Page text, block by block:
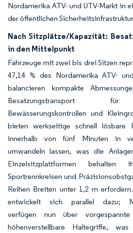
Nordamerika ATV- und UTV-Markt in
der öffentlichen
Nach Sitzplätze/Kapazität:
in den Mittelpunkt
Fahrzeuge mit zwei bis drei Sitzen
47,14 % des Nordamerika ATV-
balancieren kompakte
Besatzungstransport für
Bewässerungskontrollen und
bieten werkseitige schnell lösbare
innerhalb von fünf Minuten in
umwandeln lassen, was die
Einzelsitzplattformen behalten
Sportrennkreisen und
Reihen Breiten unter 1,2 m
entwickelt sich parallel dazu;
verfügen nun über
höhenverstellbare Haltegriffe,